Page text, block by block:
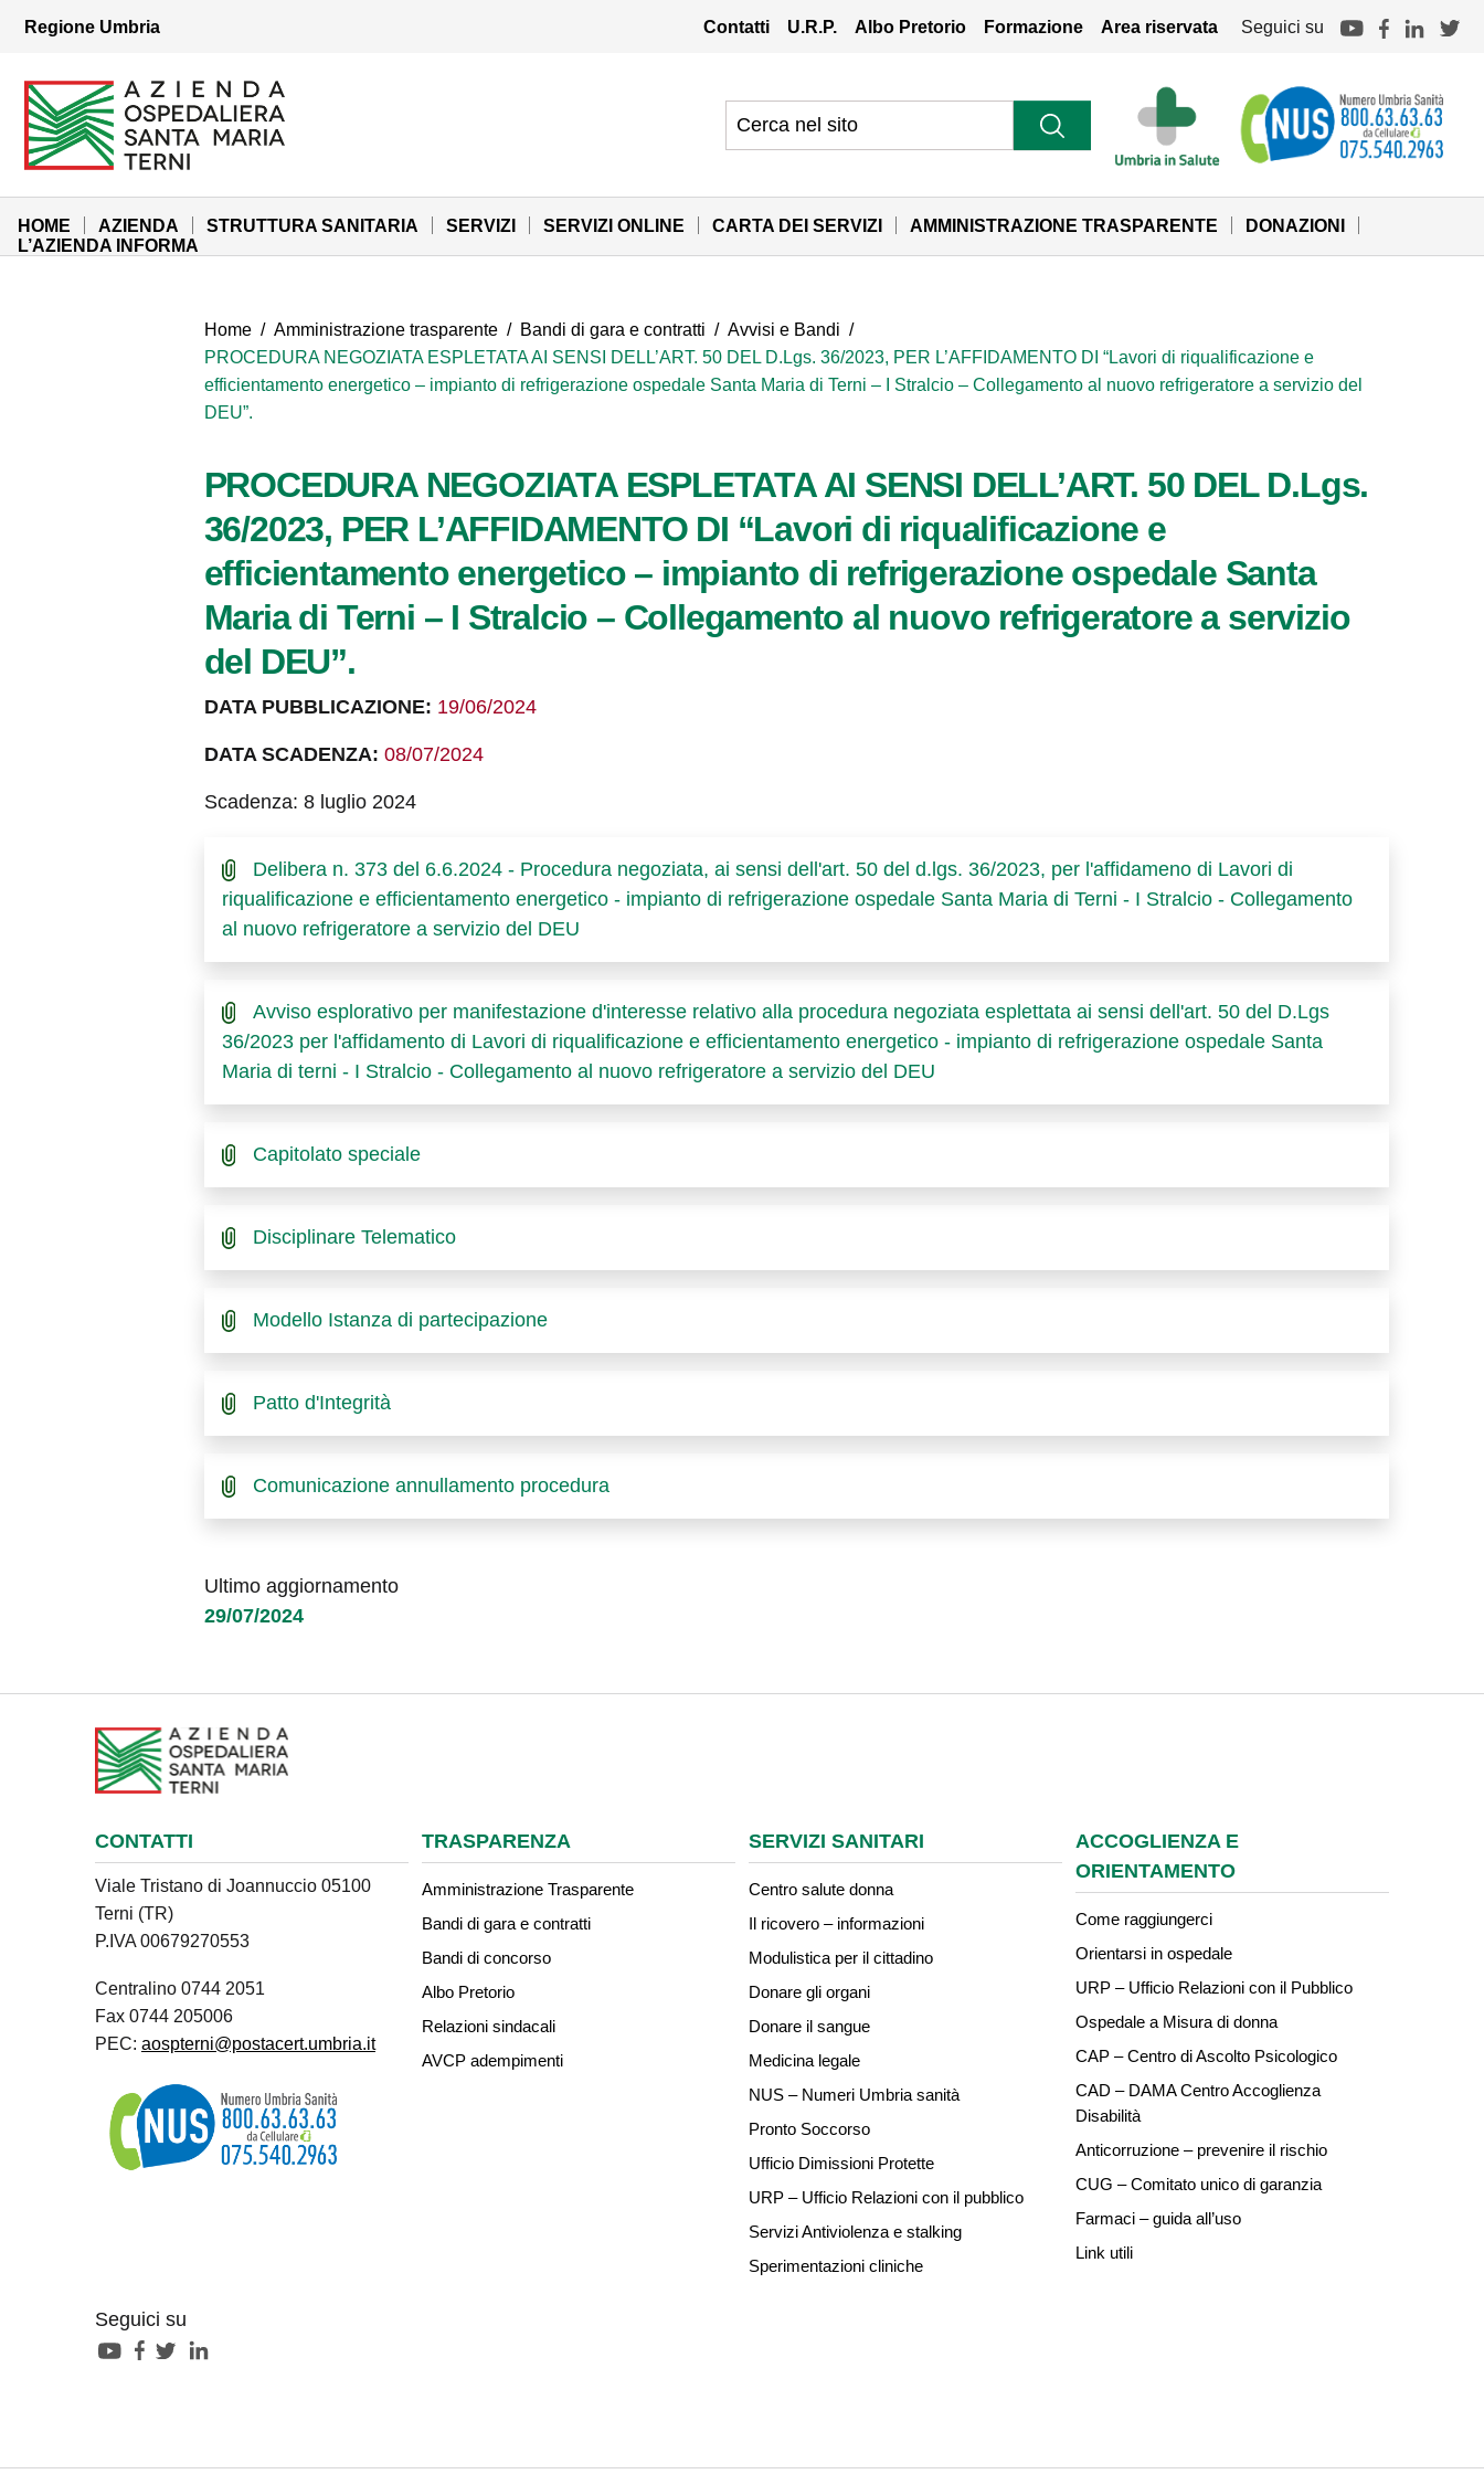
Vai al menu di navigazione
Regione Umbria Contatti U.R.P. Albo Pretorio Formazione Area riservata Seguici su
Azienda Ospedaliera Santa Maria di Terni
Sito Istituzionale
HOME AZIENDA STRUTTURA SANITARIA SERVIZI SERVIZI ONLINE CARTA DEI SERVIZI AMMINISTRAZIONE TRASPARENTE
DONAZIONI
L’AZIENDA INFORMA
Home / Amministrazione trasparente / Bandi di gara e contratti / Avvisi e Bandi /
PROCEDURA NEGOZIATA ESPLETATA AI SENSI DELL’ART. 50 DEL D.Lgs. 36/2023, PER L’AFFIDAMENTO DI “Lavori di riqualificazione e
efficientamento energetico – impianto di refrigerazione ospedale Santa Maria di Terni – I Stralcio – Collegamento al nuovo refrigeratore a servizio del
DEU”.
PROCEDURA NEGOZIATA ESPLETATA AI SENSI DELL’ART. 50 DEL D.Lgs.
36/2023, PER L’AFFIDAMENTO DI “Lavori di riqualificazione e
efficientamento energetico – impianto di refrigerazione ospedale Santa
Maria di Terni – I Stralcio – Collegamento al nuovo refrigeratore a servizio
del DEU”.
DATA PUBBLICAZIONE: 19/06/2024
DATA SCADENZA: 08/07/2024
Scadenza: 8 luglio 2024
Delibera n. 373 del 6.6.2024 - Procedura negoziata, ai sensi dell'art. 50 del d.lgs. 36/2023, per l'affidameno di Lavori di
riqualificazione e efficientamento energetico - impianto di refrigerazione ospedale Santa Maria di Terni - I Stralcio - Collegamento
al nuovo refrigeratore a servizio del DEU
Avviso esplorativo per manifestazione d'interesse relativo alla procedura negoziata esplettata ai sensi dell'art. 50 del D.Lgs
36/2023 per l'affidamento di Lavori di riqualificazione e efficientamento energetico - impianto di refrigerazione ospedale Santa
Maria di terni - I Stralcio - Collegamento al nuovo refrigeratore a servizio del DEU
Capitolato speciale
Disciplinare Telematico
Modello Istanza di partecipazione
Patto d'Integrità
Comunicazione annullamento procedura
Ultimo aggiornamento
29/07/2024
CONTATTI
Viale Tristano di Joannuccio 05100
Terni (TR)
P.IVA 00679270553
Centralino 0744 2051
Fax 0744 205006
PEC: aospterni@postacert.umbria.it
Seguici su
TRASPARENZA
Amministrazione Trasparente
Bandi di gara e contratti
Bandi di concorso
Albo Pretorio
Relazioni sindacali
AVCP adempimenti
SERVIZI SANITARI
Centro salute donna
Il ricovero – informazioni
Modulistica per il cittadino
Donare gli organi
Donare il sangue
Medicina legale
NUS – Numeri Umbria sanità
Pronto Soccorso
Ufficio Dimissioni Protette
URP – Ufficio Relazioni con il pubblico
Servizi Antiviolenza e stalking
Sperimentazioni cliniche
ACCOGLIENZA E
ORIENTAMENTO
Come raggiungerci
Orientarsi in ospedale
URP – Ufficio Relazioni con il Pubblico
Ospedale a Misura di donna
CAP – Centro di Ascolto Psicologico
CAD – DAMA Centro Accoglienza
Disabilità
Anticorruzione – prevenire il rischio
CUG – Comitato unico di garanzia
Farmaci – guida all’uso
Link utili